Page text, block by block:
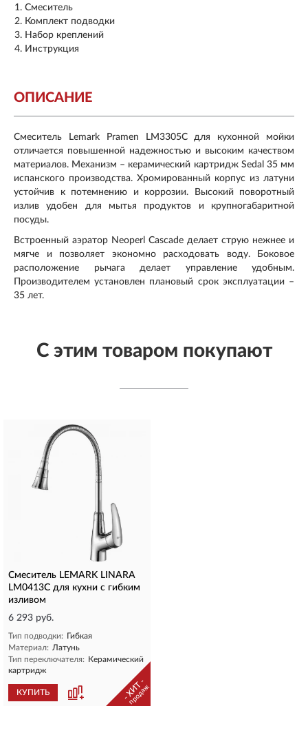
Смеситель
Комплект подводки
Набор креплений
Инструкция
ОПИСАНИЕ
Смеситель Lemark Pramen LM3305C для кухонной мойки
отличается повышенной надежностью и высоким качеством
материалов. Механизм – керамический картридж Sedal 35 мм
испанского производства. Хромированный корпус из латуни
устойчив к потемнению и коррозии. Высокий поворотный
излив удобен для мытья продуктов и крупногабаритной
посуды.
Встроенный аэратор Neoperl Cascade делает струю нежнее и
мягче и позволяет экономно расходовать воду. Боковое
расположение рычага делает управление удобным.
Производителем установлен плановый срок эксплуатации –
35 лет.
С этим товаром покупают
Смеситель LEMARK LINARA
LM0413C для кухни с гибким
изливом
6 293 руб.
Тип подводки: Гибкая
Материал: Латунь
Тип переключателя: Керамический
картридж
КУПИТЬ - ХИТ -
продаж